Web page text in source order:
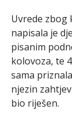
Uvrede zbog
napisala je
pisanim
kolovoza, te
sama
njezin
bio riješen.